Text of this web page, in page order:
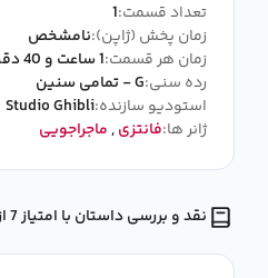
تعداد قسمت:1
زمان پخش (ژاپن):نامشخص
زمان هر قسمت:1 ساعت و 40 دقیقه
رده سنی:G - تمامی سنین
استودیو سازنده:Studio Ghibli
ژانر ها:فانتزی,ماجراجویی
نقد و بررسی داستان با امتیاز 7 از 10